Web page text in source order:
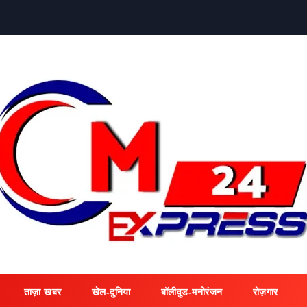
ताज़ा खबर खेल-दुनिया बॉलीवुड-मनोरंजन रोज़गार